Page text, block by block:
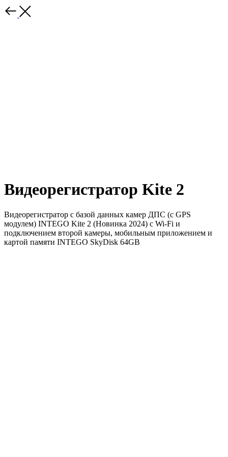
Видеорегистратор Kite 2
Видеорегистратор с базой данных камер ДПС (с GPS
модулем) INTEGO Kite 2 (Новинка 2024) с Wi-Fi и
подключением второй камеры, мобильным приложением и
картой памяти INTEGO SkyDisk 64GB